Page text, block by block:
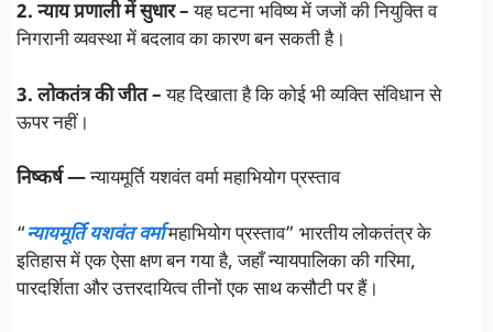
2. न्याय प्रणाली में सुधार –यह घटना भविष्य में जजों की नियुक्ति व
निगरानी व्यवस्था में बदलाव का कारण बन सकती है।
3. लोकतंत्र की जीत –यह दिखाता है कि कोई भी व्यक्ति संविधान से
ऊपर नहीं।
निष्कर्ष —न्यायमूर्ति यशवंत वर्मा महाभियोग प्रस्ताव
“न्यायमूर्ति यशवंत वर्मामहाभियोग प्रस्ताव” भारतीय लोकतंत्र के
इतिहास में एक ऐसा क्षण बन गया है, जहाँ न्यायपालिका की गरिमा,
पारदर्शिता और उत्तरदायित्व तीनों एक साथ कसौटी पर हैं।